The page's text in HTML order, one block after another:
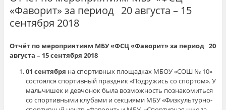
«Фаворит» за период 20 августа – 15
сентября 2018
Отчёт по мероприятиям МБУ «ФСЦ «Фаворит» за период 20
августа – 15 сентября 2018
01 сентября на спортивных площадках МБОУ «СОШ № 10»
состоялся спортивный праздник «Подружись со спортом». У
мальчишек и девчонок была возможность познакомиться
со спортивными клубами и секциями МБУ «Физкультурно-